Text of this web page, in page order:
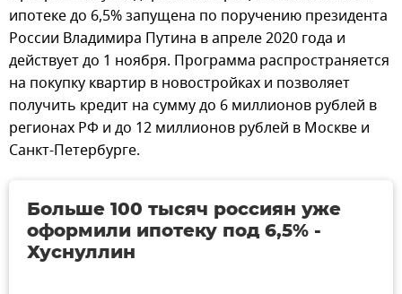
ипотеке до 6,5% запущена по поручению президента
России Владимира Путина в апреле 2020 года и
действует до 1 ноября. Программа распространяется
на покупку квартир в новостройках и позволяет
получить кредит на сумму до 6 миллионов рублей в
регионах РФ и до 12 миллионов рублей в Москве и
Санкт-Петербурге.
Больше 100 тысяч россиян уже
оформили ипотеку под 6,5% -
Хуснуллин